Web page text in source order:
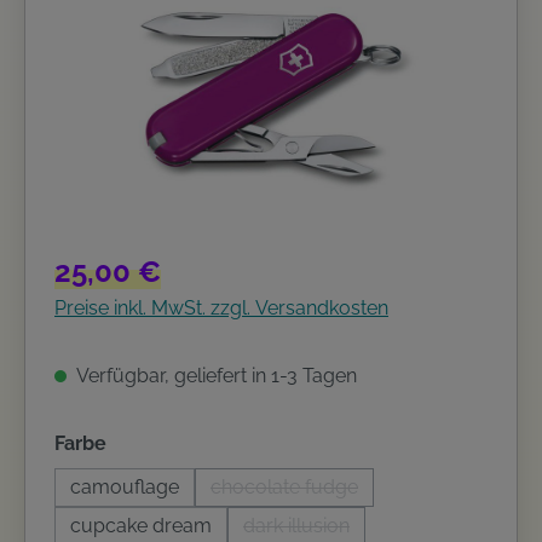
Regulärer Preis:
25,00 €
Preise inkl. MwSt. zzgl. Versandkosten
Verfügbar, geliefert in 1-3 Tagen
Farbe
camouflage
(Diese Option ist zurzeit nicht
cupcake dream